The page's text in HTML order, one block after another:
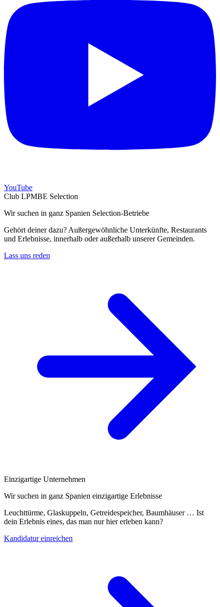
YouTube
Club LPMBE Selection
Wir suchen in ganz Spanien Selection-Betriebe
Gehört deiner dazu? Außergewöhnliche Unterkünfte, Restaurants
und Erlebnisse, innerhalb oder außerhalb unserer Gemeinden.
Lass uns reden
Einzigartige Unternehmen
Wir suchen in ganz Spanien einzigartige Erlebnisse
Leuchttürme, Glaskuppeln, Getreidespeicher, Baumhäuser … Ist
dein Erlebnis eines, das man nur hier erleben kann?
Kandidatur einreichen